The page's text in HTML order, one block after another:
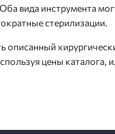
вида инструмента
стерилизации.
описанный
цены